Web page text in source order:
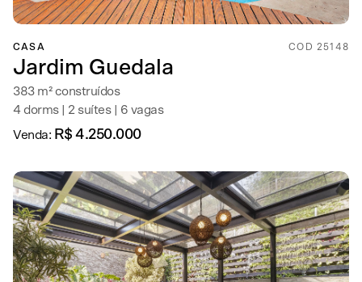
CASA COD 25148
Jardim Guedala
383 m² construídos
4 dorms | 2 suítes | 6 vagas
Venda: R$ 4.250.000